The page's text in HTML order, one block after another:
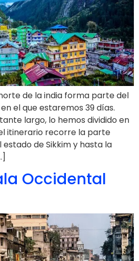
de la india forma parte del
el que estaremos 39 días.
largo, lo hemos dividido en
itinerario recorre la parte
de Sikkim y hasta la
Occidental